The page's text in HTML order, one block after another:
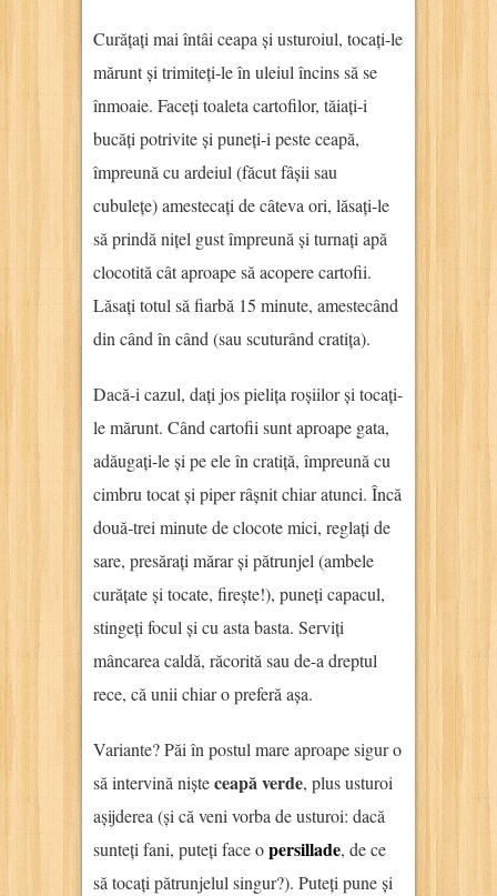
Curățați mai întâi ceapa și usturoiul, tocați-le
mărunt și trimiteți-le în uleiul încins să se
înmoaie. Faceți toaleta cartofilor, tăiați-i
bucăți potrivite și puneți-i peste ceapă,
împreună cu ardeiul (făcut fâșii sau
cubulețe) amestecați de câteva ori, lăsați-le
să prindă nițel gust împreună și turnați apă
clocotită cât aproape să acopere cartofii.
Lăsați totul să fiarbă 15 minute, amestecând
din când în când (sau scuturând cratița).
Dacă-i cazul, dați jos pielița roșiilor și tocați-
le mărunt. Când cartofii sunt aproape gata,
adăugați-le și pe ele în cratiță, împreună cu
cimbru tocat și piper râșnit chiar atunci. Încă
două-trei minute de clocote mici, reglați de
sare, presărați mărar și pătrunjel (ambele
curățate și tocate, firește!), puneți capacul,
stingeți focul și cu asta basta. Serviți
mâncarea caldă, răcorită sau de-a dreptul
rece, că unii chiar o preferă așa.
Variante? Păi în postul mare aproape sigur o
să intervină nișteceapă verde, plus usturoi
așijderea (și că veni vorba de usturoi: dacă
sunteți fani, puteți face opersillade, de ce
să tocați pătrunjelul singur?). Puteți pune și